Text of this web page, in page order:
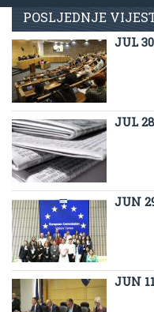
POSLJEDNJE
JUL
JUL
JUN
JUN